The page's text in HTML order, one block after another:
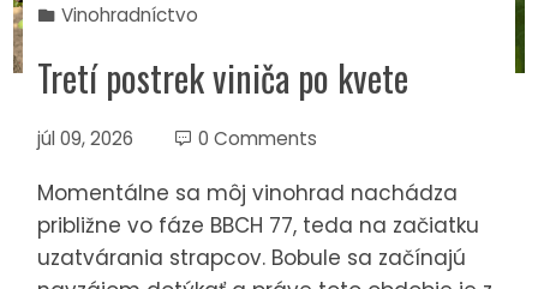
Vinohradníctvo
Tretí postrek viniča po kvete
júl 09, 2026 0 Comments
Momentálne sa môj vinohrad nachádza
približne vo fáze BBCH 77, teda na začiatku
uzatvárania strapcov. Bobule sa začínajú